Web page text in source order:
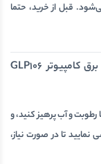
قبل از خرید، حتما
8. نکات مهم در نگهداری و استفاده از محافظ برق کامپیوتر GLP106
و آب پرهیز کنید، و
نمایید تا در صورت نیاز،